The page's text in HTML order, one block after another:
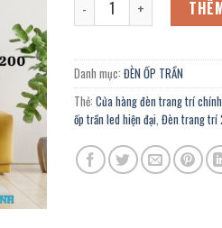
Danh mục: ĐÈN ỐP TRẦN
Thẻ: Cửa hàng đèn trang trí
ốp trần led hiện đại Đèn trang trí